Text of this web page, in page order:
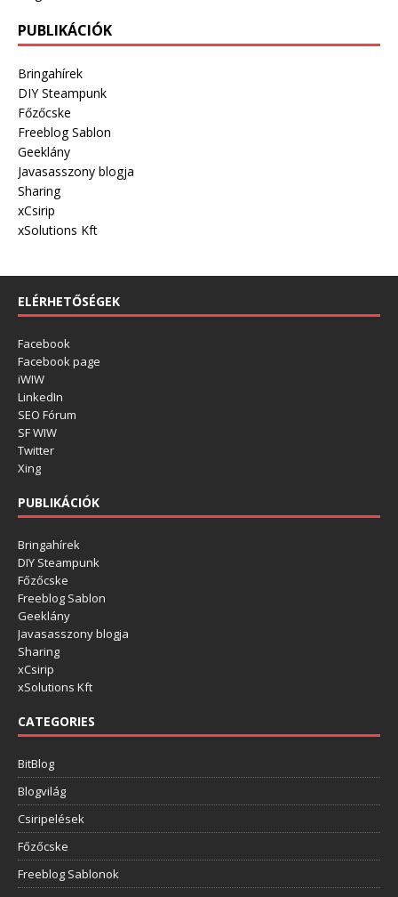
PUBLIKÁCIÓK
Bringahírek
DIY Steampunk
Főzőcske
Freeblog Sablon
Geeklány
Javasasszony blogja
Sharing
xCsirip
xSolutions Kft
ELÉRHETŐSÉGEK
Facebook
Facebook page
iWIW
LinkedIn
SEO Fórum
SF WIW
Twitter
Xing
PUBLIKÁCIÓK
Bringahírek
DIY Steampunk
Főzőcske
Freeblog Sablon
Geeklány
Javasasszony blogja
Sharing
xCsirip
xSolutions Kft
CATEGORIES
BitBlog
Blogvilág
Csiripelések
Főzőcske
Freeblog Sablonok